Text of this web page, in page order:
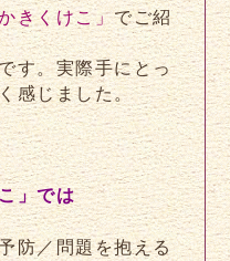
きくけこ」でご紹
す。実際手にとっ
感じました。
」では
防／問題を抱える